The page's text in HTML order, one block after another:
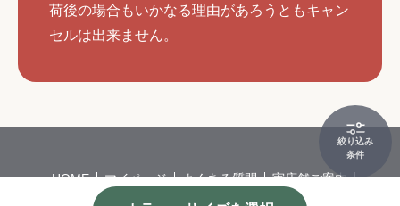
絞り込み
条件
荷後の場合もいかなる理由があろうともキャン
セルは出来ません。
HOME マイページ よくある質問
実店舗ご案内
会社概要
特定商取引 個人情報保護方針